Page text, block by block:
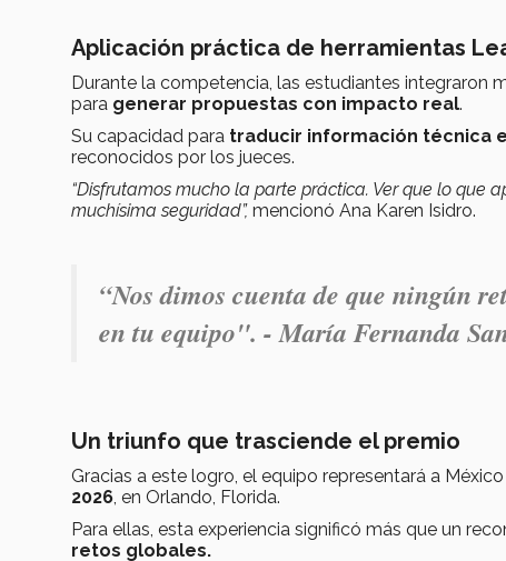
Aplicación práctica de herramientas
Durante la competencia, las estudiantes integraron
para generar propuestas con impacto real.
Su capacidad para traducir información técnica
reconocidos por los jueces.
“Disfrutamos mucho la parte práctica. Ver que lo que
muchísima seguridad”, mencionó Ana Karen Isidro.
“Nos dimos cuenta de que ningún
en tu equipo". - María Fernanda
Un triunfo que trasciende el premio
Gracias a este logro, el equipo representará a
2026 , en Orlando, Florida.
Para ellas, esta experiencia significó más que un
retos globales.